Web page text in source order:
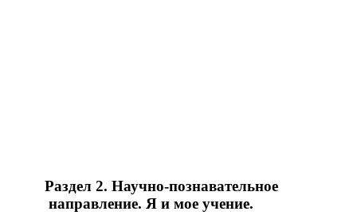
Раздел 2. Научно-познавательное
направление. Я и мое учение.